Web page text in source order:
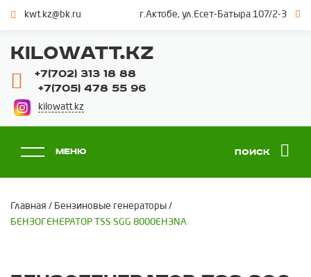
kwt.kz@bk.ru г.Актобе, ул.Есет-Батыра 107/2-3
KILOWATT.KZ
+7(702) 313 18 88
+7(705) 478 55 96
kilowatt.kz
Меню Поиск
Главная / Бензиновые генераторы /
БЕНЗОГЕНЕРАТОР TSS SGG 8000EH3NA